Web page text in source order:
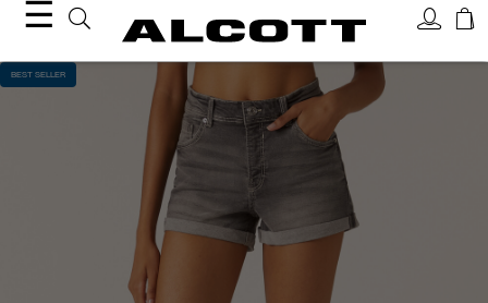
☰
BEST SELLER